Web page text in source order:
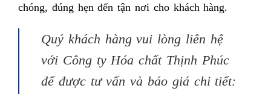
chóng, đúng hẹn đến tận nơi cho khách hàng.
Quý khách hàng vui lòng liên hệ
với Công ty Hóa chất Thịnh Phúc
để được tư vấn và báo giá chi tiết: